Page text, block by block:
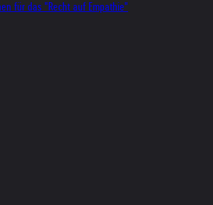
für das "Recht auf Empathie"